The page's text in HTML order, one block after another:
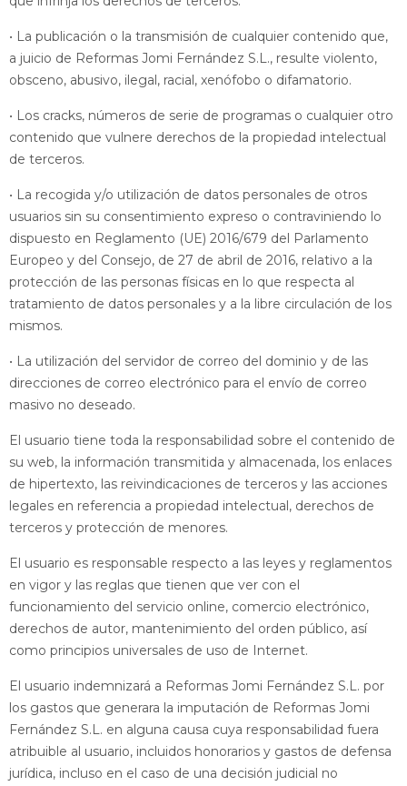
• La publicación o la transmisión de cualquier contenido que,
a juicio de Reformas Jomi Fernández S.L., resulte violento,
obsceno, abusivo, ilegal, racial, xenófobo o difamatorio.
• Los cracks, números de serie de programas o cualquier otro
contenido que vulnere derechos de la propiedad intelectual
de terceros.
• La recogida y/o utilización de datos personales de otros
usuarios sin su consentimiento expreso o contraviniendo lo
dispuesto en Reglamento (UE) 2016/679 del Parlamento
Europeo y del Consejo, de 27 de abril de 2016, relativo a la
protección de las personas físicas en lo que respecta al
tratamiento de datos personales y a la libre circulación de los
mismos.
• La utilización del servidor de correo del dominio y de las
direcciones de correo electrónico para el envío de correo
masivo no deseado.
El usuario tiene toda la responsabilidad sobre el contenido de
su web, la información transmitida y almacenada, los enlaces
de hipertexto, las reivindicaciones de terceros y las acciones
legales en referencia a propiedad intelectual, derechos de
terceros y protección de menores.
El usuario es responsable respecto a las leyes y reglamentos
en vigor y las reglas que tienen que ver con el
funcionamiento del servicio online, comercio electrónico,
derechos de autor, mantenimiento del orden público, así
como principios universales de uso de Internet.
El usuario indemnizará a Reformas Jomi Fernández S.L. por
los gastos que generara la imputación de Reformas Jomi
Fernández S.L. en alguna causa cuya responsabilidad fuera
atribuible al usuario, incluidos honorarios y gastos de defensa
jurídica, incluso en el caso de una decisión judicial no